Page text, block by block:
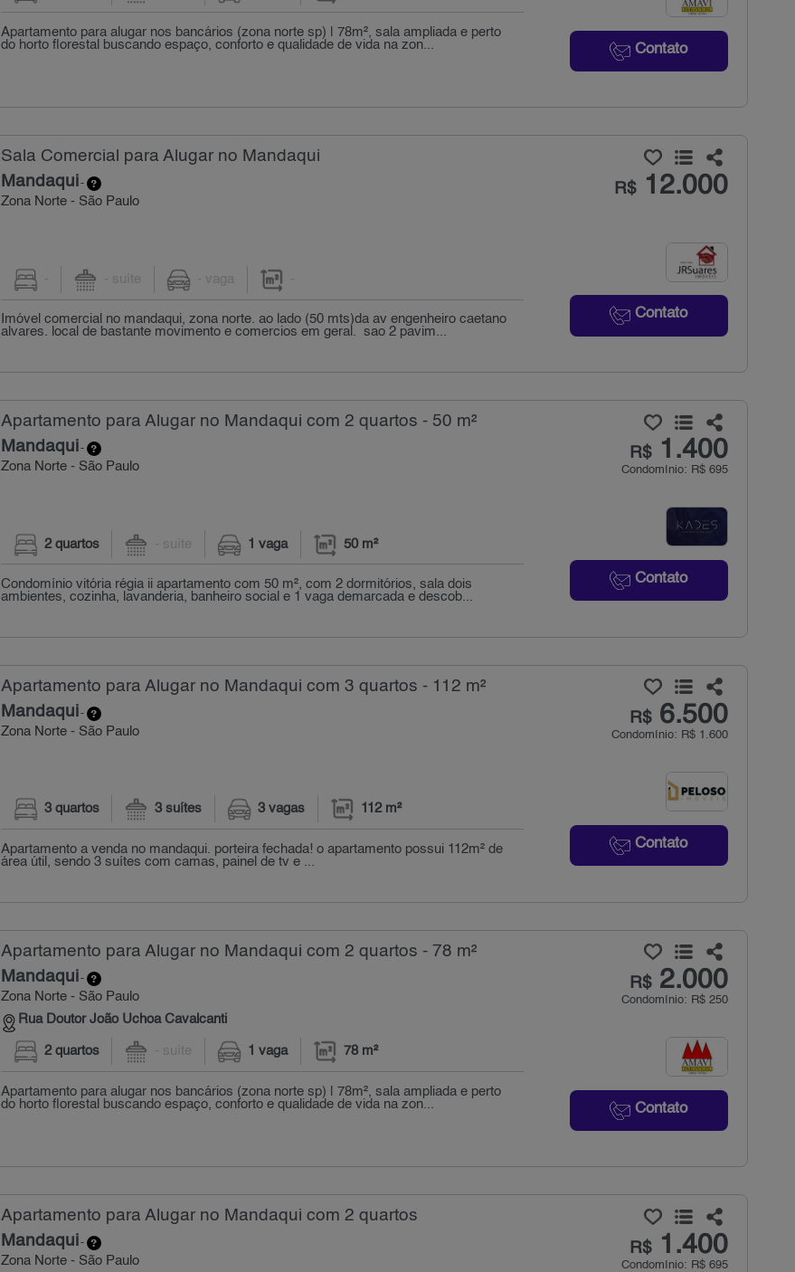
Contato
Apartamento para alugar nos bancários (zona norte sp) | 78m², sala ampliada e perto
do horto florestal buscando espaço, conforto e qualidade de vida na zon...
Sala Comercial para Alugar no Mandaqui
Mandaqui -
Zona Norte - São Paulo
R$12.000
Contato
- - suíte - vaga -
Imóvel comercial no mandaqui, zona norte. ao lado (50 mts)da av engenheiro caetano
alvares. local de bastante movimento e comercios em geral. sao 2 pavim...
Apartamento para Alugar no Mandaqui com 2 quartos - 50 m²
Mandaqui-
Zona Norte - São Paulo
R$1.400
Condomínio: R$ 695
Contato
2 quartos - suíte 1 vaga 50 m²
Condomínio vitória régia ii apartamento com 50 m², com 2 dormitórios, sala dois
ambientes, cozinha, lavanderia, banheiro social e 1 vaga demarcada e descob...
Apartamento para Alugar no Mandaqui com 3 quartos - 112 m²
Mandaqui-
Zona Norte - São Paulo
R$6.500
Condomínio: R$ 1.600
Contato
3 quartos 3 suítes 3 vagas 112 m²
Apartamento a venda no mandaqui. porteira fechada! o apartamento possui 112m² de
área útil, sendo 3 suítes com camas, painel de tv e ...
Apartamento para Alugar no Mandaqui com 2 quartos - 78 m²
Mandaqui-
Zona Norte - São Paulo
Rua Doutor João Uchoa Cavalcanti
R$2.000
Condomínio: R$ 250
Contato
2 quartos - suíte 1 vaga 78 m²
Apartamento para alugar nos bancários (zona norte sp) | 78m², sala ampliada e perto
do horto florestal buscando espaço, conforto e qualidade de vida na zon...
Apartamento para Alugar no Mandaqui com 2 quartos
Mandaqui -
Zona Norte - São Paulo
R$1.400
Condomínio: R$ 695